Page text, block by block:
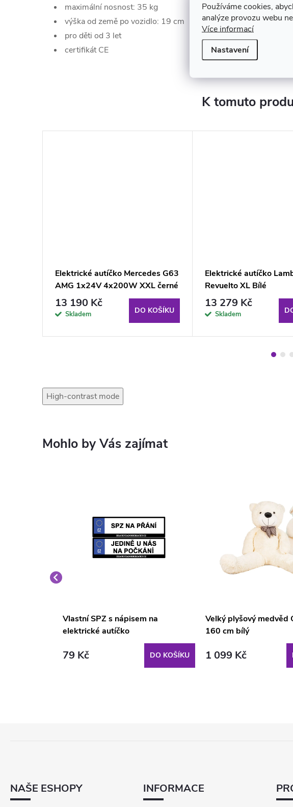
Používáme cookies,
analýze provozu webu
Více informací
Nastavení
maximální nosnost: 35 kg
výška od země po vozidlo: 19 cm
pro děti od 3 let
certifikát CE
K tomuto
Elektrické autíčko Mercedes G63
AMG 1x24V 4x200W XXL černé
13 190 Kč
Skladem DO KOŠÍKU
Elektrické autíčko
Revuelto XL Bílé
13 279 Kč
Skladem
High-contrast mode
Vlastní SPZ s nápisem na
elektrické autíčko
79 Kč DO KOŠÍKU
Velký plyšový medvěd
160 cm bílý
1 099 Kč
NAŠE ESHOPY INFORMACE